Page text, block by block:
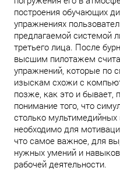
построения обучающих
упражнениях
предлагаемой системой
третьего лица. После
высшим пилотажем
упражнений, которые по
изыскам схожи с
позже, как это и бывает,
понимание того, что
столько
необходимо для
что самое важное, для
нужных умений и
рабочей деятельности.